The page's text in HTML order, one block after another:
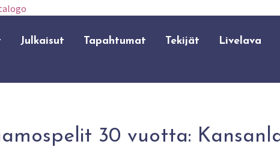
Julkaisut Tapahtumat Tekijät Livelava
30 vuotta: